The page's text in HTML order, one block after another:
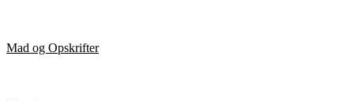
Mad og Opskrifter